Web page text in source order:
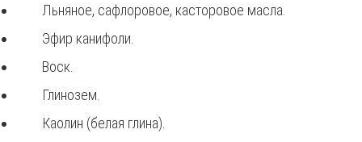
Льняное, сафлоровое, касторовое масла.
Эфир канифоли.
Воск.
Глинозем.
Каолин (белая глина).